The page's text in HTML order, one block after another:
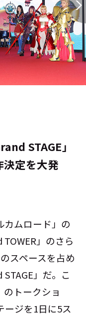
STAGE」
決定を大発
カムロード」の
」のさら
スペースを占め
」だ。こ
のトークショ
ージを1日に5ス